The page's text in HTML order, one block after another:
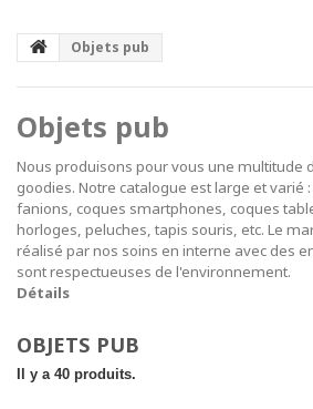
Objets pub
Objets pub
Nous produisons pour vous une multitude
goodies. Notre catalogue est large et varié
fanions, coques smartphones, coques
horloges, peluches, tapis souris, etc. Le
réalisé par nos soins en interne avec des
sont respectueuses de l'environnement.
Détails
OBJETS PUB
Il y a 40 produits.